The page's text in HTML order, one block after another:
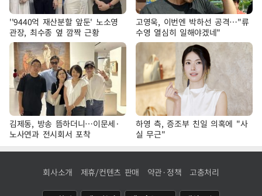
''9440억 재산분할 앞둔' 노소영
관장, 최수종 옆 깜짝 근황
고영욱, 이번엔 박하선 공격…"류
수영 열심히 일해야겠네"
김제동, 방송 뜸하더니…이문세·
노사연과 전시회서 포착
하영 측, 증조부 친일 의혹에 "사
실 무근"
회사소개 제휴/컨텐츠 판매 약관·정책 고충처리